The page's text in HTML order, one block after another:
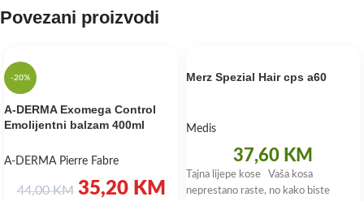
Povezani proizvodi
-20%
A-DERMA Exomega Control
Emolijentni balzam 400ml
A-DERMA Pierre Fabre
44,00KM 35,20 KM
Merz Spezial Hair cps a60
Medis
37,60 KM
Tajna lijepe kose Vaša kosa
neprestano raste, no kako biste